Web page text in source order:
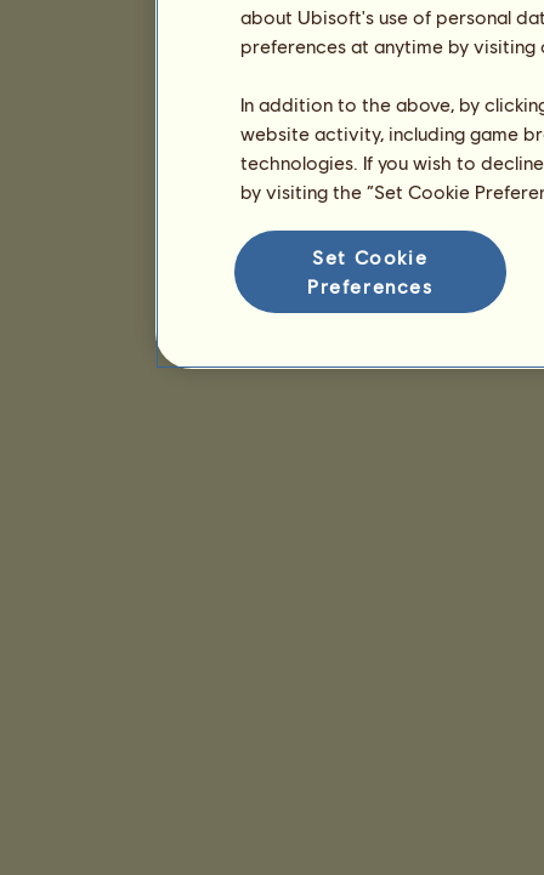
about Ubisoft's use of personal
preferences at anytime by
In addition to the above, by
website activity, including game
technologies. If you wish to
by visiting the “Set Cookie
Set Cookie
Preferences